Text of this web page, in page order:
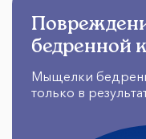
бедренной
Мыщелки
только в